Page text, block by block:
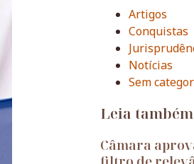
Artigos
Conquistas
Notícias
Sem
Leia também
Câmara